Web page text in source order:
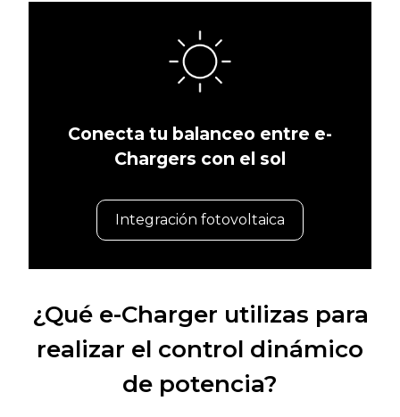
Conecta tu balanceo entre e-
Chargers con el sol
Integración fotovoltaica
¿Qué e-Charger utilizas para
realizar el control dinámico
de potencia?